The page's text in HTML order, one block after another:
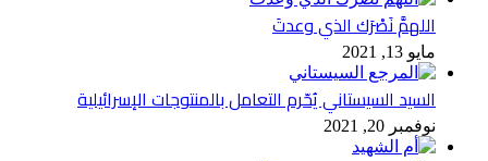
اللهمَّ نَصْرَك الذي وعدتَ
مايو 13, 2021
السيد السيستاني يُحّرم التعامل بالمنتوجات الإسرائيلية
نوفمبر 20, 2021